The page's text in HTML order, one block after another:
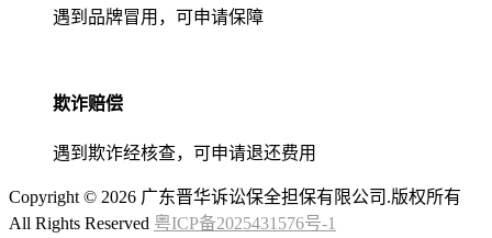
遇到品牌冒用，可申请保障
欺诈赔偿
遇到欺诈经核查，可申请退还费用
Copyright © 2026 广东晋华诉讼保全担保有限公司.版权所有
All Rights Reserved 粤ICP备2025431576号-1